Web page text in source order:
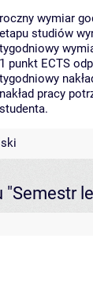
roczny wymiar
etapu studiów
tygodniowy
1 punkt ECTS
tygodniowy
nakład pracy
studenta.
"Semestr